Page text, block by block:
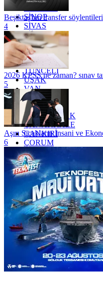
SİNOP
SİVAS
SİİRT
TEKİRDAĞ
TOKAT
TRABZON
TUNCELİ
UŞAK
VAN
YALOVA
YOZGAT
ZONGULDAK
ÇANAKKALE
ÇANKIRI
ÇORUM
İSTANBUL
İZMİR
ŞANLIURFA
ŞIRNAK
Beşiktaş'tan transfer
4
2026 KPSS ne zaman? sınav
5
Aşırı Sıcakların İnsani ve
6